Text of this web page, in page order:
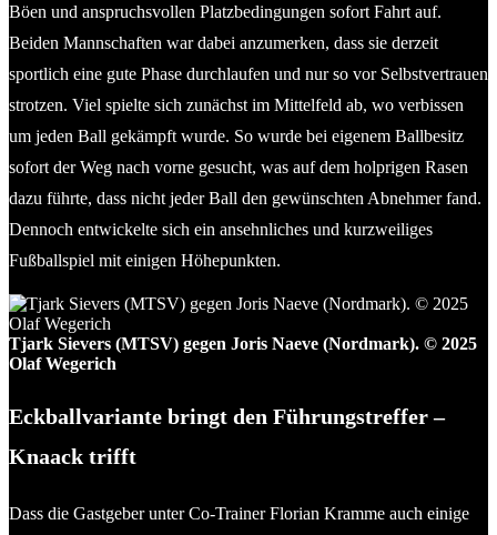
Böen und anspruchsvollen Platzbedingungen sofort Fahrt auf.
Beiden Mannschaften war dabei anzumerken, dass sie derzeit
sportlich eine gute Phase durchlaufen und nur so vor Selbstvertrauen
strotzen. Viel spielte sich zunächst im Mittelfeld ab, wo verbissen
um jeden Ball gekämpft wurde. So wurde bei eigenem Ballbesitz
sofort der Weg nach vorne gesucht, was auf dem holprigen Rasen
dazu führte, dass nicht jeder Ball den gewünschten Abnehmer fand.
Dennoch entwickelte sich ein ansehnliches und kurzweiliges
Fußballspiel mit einigen Höhepunkten.
Tjark Sievers (MTSV) gegen Joris Naeve (Nordmark). © 2025
Olaf Wegerich
Eckballvariante bringt den Führungstreffer –
Knaack trifft
Dass die Gastgeber unter Co-Trainer Florian Kramme auch einige